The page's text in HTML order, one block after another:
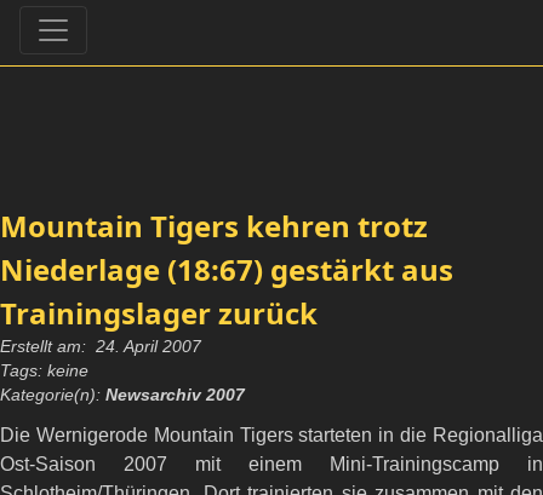
Mountain Tigers kehren trotz
Niederlage (18:67) gestärkt aus
Trainingslager zurück
Erstellt am: 24. April 2007
Tags: keine
Kategorie(n): Newsarchiv 2007
Die Wernigerode Mountain Tigers starteten in die Regionalliga
Ost-Saison 2007 mit einem Mini-Trainingscamp in